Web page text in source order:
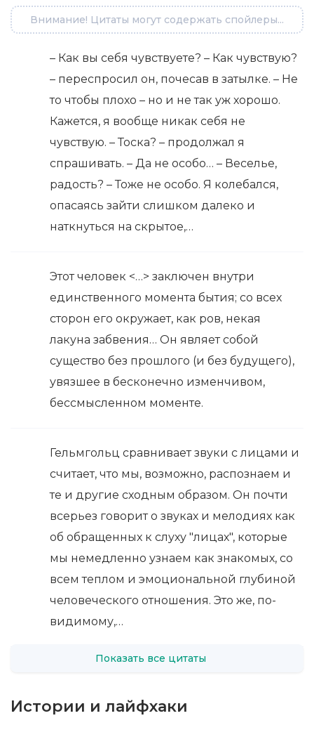
Внимание! Цитаты могут содержать спойлеры...
– Как вы себя чувствуете? – Как чувствую?
– переспросил он, почесав в затылке. – Не
то чтобы плохо – но и не так уж хорошо.
Кажется, я вообще никак себя не
чувствую. – Тоска? – продолжал я
спрашивать. – Да не особо… – Веселье,
радость? – Тоже не особо. Я колебался,
опасаясь зайти слишком далеко и
наткнуться на скрытое,…
Этот человек <…> заключен внутри
единственного момента бытия; со всех
сторон его окружает, как ров, некая
лакуна забвения… Он являет собой
существо без прошлого (и без будущего),
увязшее в бесконечно изменчивом,
бессмысленном моменте.
Гельмгольц сравнивает звуки с лицами и
считает, что мы, возможно, распознаем и
те и другие сходным образом. Он почти
всерьез говорит о звуках и мелодиях как
об обращенных к слуху "лицах", которые
мы немедленно узнаем как знакомых, со
всем теплом и эмоциональной глубиной
человеческого отношения. Это же, по-
видимому,…
Показать все цитаты
Истории и лайфхаки